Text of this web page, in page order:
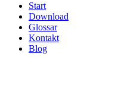
Start
Download
Glossar
Kontakt
Blog